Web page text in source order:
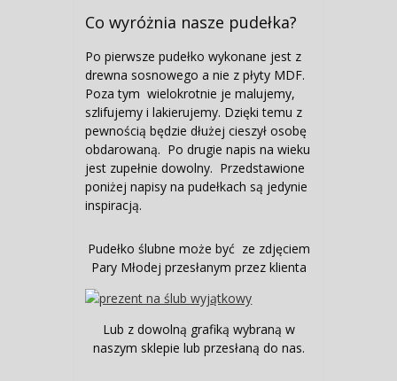
Co wyróżnia nasze pudełka?
Po pierwsze pudełko wykonane jest z
drewna sosnowego a nie z płyty MDF.
Poza tym wielokrotnie je malujemy,
szlifujemy i lakierujemy. Dzięki temu z
pewnością będzie dłużej cieszył osobę
obdarowaną. Po drugie napis na wieku
jest zupełnie dowolny. Przedstawione
poniżej napisy na pudełkach są jedynie
inspiracją.
Pudełko ślubne może być ze zdjęciem
Pary Młodej przesłanym przez klienta
Lub z dowolną grafiką wybraną w
naszym sklepie lub przesłaną do nas.